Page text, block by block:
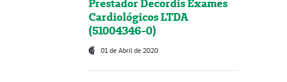
Prestador Decordis Exames
Cardiológicos LTDA
(51004346-0)
01 de Abril de 2020